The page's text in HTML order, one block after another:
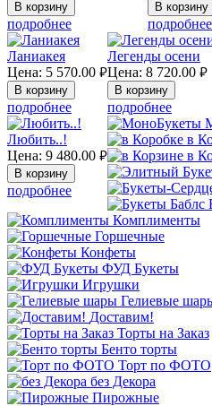
подробнее подробнее
Ланиакея
Цена: 5 570.00 руб.
подробнее
Легенды осени
Цена: 8 720.00 руб.
подробнее
Любить..!
Цена: 9 480.00 руб.
подробнее
в
в
Комплименты
Горшечные
Конфеты
ФУД Букеты
Игрушки
Гелиевые
Доставим!
Торты на Заказ
Бенто торты
Торт по ФОТО
без Декора
Пирожные